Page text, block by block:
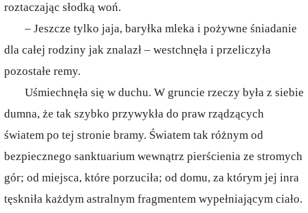
roztaczając słodką woń.
– Jeszcze tylko jaja, baryłka mleka i pożywne śniadanie
dla całej rodziny jak znalazł – westchnęła i przeliczyła
pozostałe remy.
Uśmiechnęła się w duchu. W gruncie rzeczy była z siebie
dumna, że tak szybko przywykła do praw rządzących
światem po tej stronie bramy. Światem tak różnym od
bezpiecznego sanktuarium wewnątrz pierścienia ze stromych
gór; od miejsca, które porzuciła; od domu, za którym jej inra
tęskniła każdym astralnym fragmentem wypełniającym ciało.